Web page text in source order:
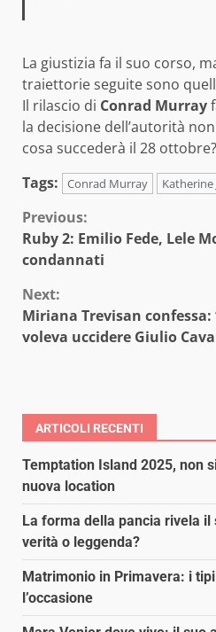
La giustizia fa il suo corso,
traiettorie seguite sono
Il rilascio di Conrad Murray
la decisione dell’autorità
cosa succederà il 28 ottobre?
Tags:
Conrad Murray Katherine
Continue
Reading
Previous:
Ruby 2: Emilio Fede, Lele
condannati
Next:
Miriana Trevisan confessa:
voleva uccidere Giulio
ARTICOLI RECENTI
Temptation Island 2025, non
nuova location
La forma della pancia rivela il
verità o leggenda?
Matrimonio in Primavera: i
l’occasione